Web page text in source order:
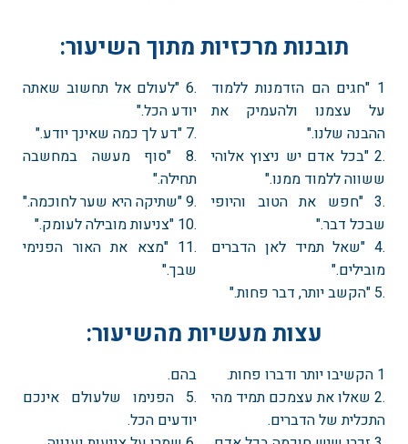
תובנות מרכזיות מתוך השיעור:
1 "חגים הם הזדמנות ללמוד
על עצמנו ולהעמיק את
ההבנה שלנו."
.2 "בכל אדם יש ניצוץ אלוהי
ששווה ללמוד ממנו."
.3 "חפש את הטוב והיופי
שבכל דבר."
.4 "שאל תמיד לאן הדברים
מובילים."
.5 "הקשב יותר, דבר פחות."
.6 "לעולם אל תחשוב שאתה
יודע הכל."
.7 "דע לך כמה שאינך יודע."
.8 "סוף מעשה במחשבה
תחילה."
.9 "שתיקה היא שער לחוכמה."
.10 "צניעות מובילה לעומק."
.11 "מצא את האור הפנימי
שבך."
עצות מעשיות מהשיעור:
1 הקשיבו יותר ודברו פחות.
.2 שאלו את עצמכם תמיד מהי
התכלית של הדברים.
בהם.
.5 הפנימו שלעולם אינכם
יודעים הכל.